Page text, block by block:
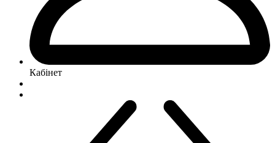
Кабінет